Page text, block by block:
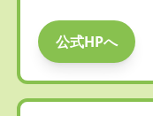
公式HPへ